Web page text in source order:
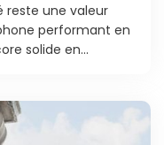
reste une valeur
performant en
solide en...